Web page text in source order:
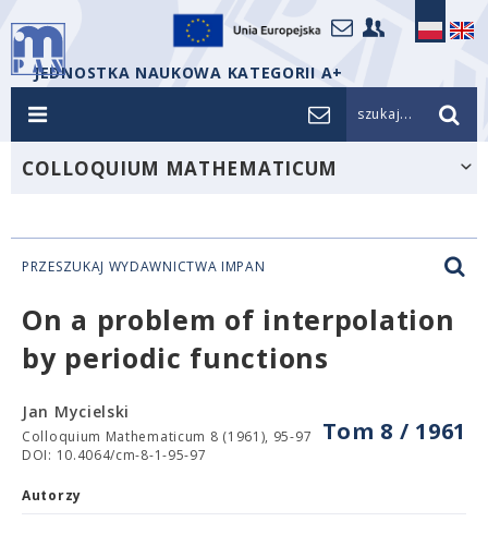
JEDNOSTKA NAUKOWA KATEGORII A+
szukaj...
COLLOQUIUM MATHEMATICUM
PRZESZUKAJ WYDAWNICTWA IMPAN
On a problem of interpolation
by periodic functions
Tom 8 / 1961
Jan Mycielski
Colloquium Mathematicum 8 (1961), 95-97
DOI: 10.4064/cm-8-1-95-97
Autorzy